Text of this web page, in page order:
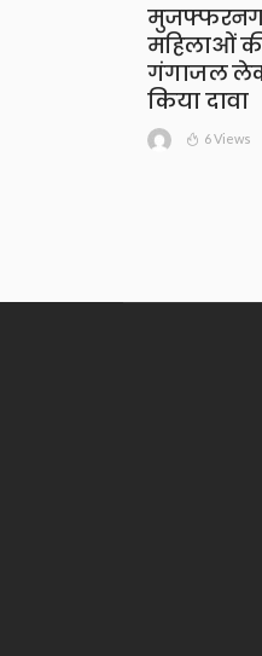
मुजफ्फरनगर
महिलाओं की
गंगाजल
किया दावा
6 Views